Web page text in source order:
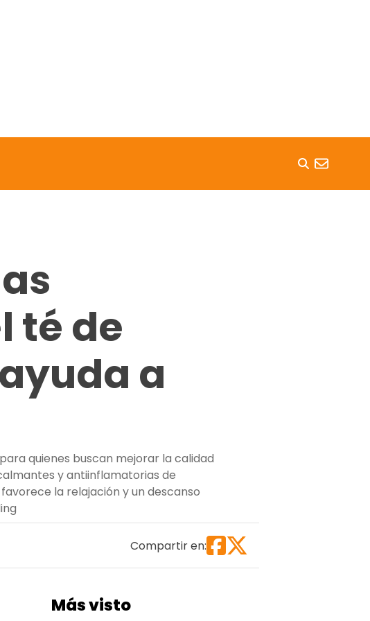
té de
a
quienes buscan mejorar la calidad
y antiinflamatorias de
la relajación y un descanso
Compartir en:
Más visto